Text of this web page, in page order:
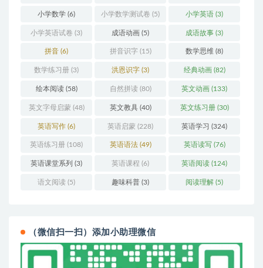
小学数学 (6) 小学数学测试卷 (5) 小学英语 (3)
小学英语试卷 (3) 成语动画 (5) 成语故事 (3)
拼音 (6) 拼音识字 (15) 数学思维 (8)
数学练习册 (3) 洪恩识字 (3) 经典动画 (82)
绘本阅读(58) 自然拼读 (80) 英文动画 (133)
英文字母启蒙(48) 英文教具(40) 英文练习册(30)
英语写作 (6) 英语启蒙 (228) 英语学习 (324)
英语练习册 (108) 英语语法(49) 英语读写(76)
英语课堂系列 (3) 英语课程 (6) 英语阅读 (124)
语文阅读 (5) 趣味科普 (3) 阅读理解 (5)
（微信扫一扫）添加小助理微信